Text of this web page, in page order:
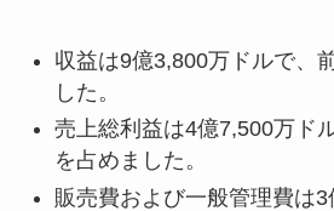
収益は9億3,800万ドルで、
した。
売上総利益は4億7,500万ド
を占めました。
販売費および一般管理費は3